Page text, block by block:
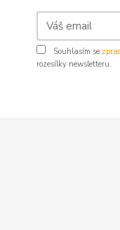
Souhlasím se
rozesílky newsletteru.